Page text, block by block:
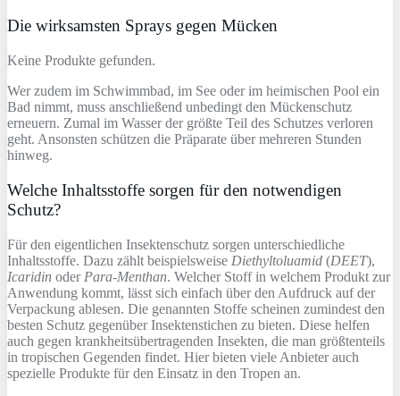
Die wirksamsten Sprays gegen Mücken
Keine Produkte gefunden.
Wer zudem im Schwimmbad, im See oder im heimischen Pool ein
Bad nimmt, muss anschließend unbedingt den Mückenschutz
erneuern. Zumal im Wasser der größte Teil des Schutzes verloren
geht. Ansonsten schützen die Präparate über mehreren Stunden
hinweg.
Welche Inhaltsstoffe sorgen für den notwendigen
Schutz?
Für den eigentlichen Insektenschutz sorgen unterschiedliche
Inhaltsstoffe. Dazu zählt beispielsweise Diethyltoluamid (DEET),
Icaridin oder Para-Menthan. Welcher Stoff in welchem Produkt zur
Anwendung kommt, lässt sich einfach über den Aufdruck auf der
Verpackung ablesen. Die genannten Stoffe scheinen zumindest den
besten Schutz gegenüber Insektenstichen zu bieten. Diese helfen
auch gegen krankheitsübertragenden Insekten, die man größtenteils
in tropischen Gegenden findet. Hier bieten viele Anbieter auch
spezielle Produkte für den Einsatz in den Tropen an.